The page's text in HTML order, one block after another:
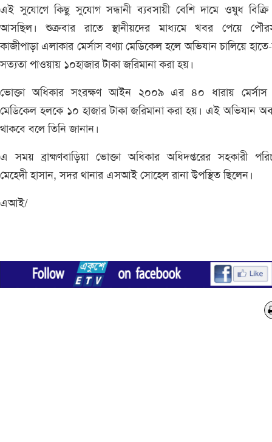
এই সুযোগে কিছু সুযোগ সন্ধানী ব্যবসায়ী বেশি দামে ওষুধ
আসছিল। শুক্রবার রাতে স্থানীয়দের মাধ্যমে খবর পেয়ে
কাজীপাড়া এলাকার মের্সাস বণ্যা মেডিকেল হলে অভিযান চালিয়ে
সত্যতা পাওয়ায় ১০হাজার টাকা জরিমানা করা হয়।
ভোক্তা অধিকার সংরক্ষণ আইন ২০০৯ এর ৪০ ধারায় মের্সাস
মেডিকেল হলকে ১০ হাজার টাকা জরিমানা করা হয়। এই অভিযান
থাকবে বলে তিনি জানান।
এ সময় ব্রাহ্মণবাড়িয়া ভোক্তা অধিকার অধিদপ্তরের সহকারী
মেহেদী হাসান, সদর থানার এসআই সোহেল রানা উপস্থিত ছিলেন।
এআই/